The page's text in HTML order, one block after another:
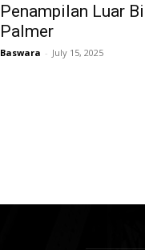
Penampilan Luar
Palmer
Baswara - July 15, 2025